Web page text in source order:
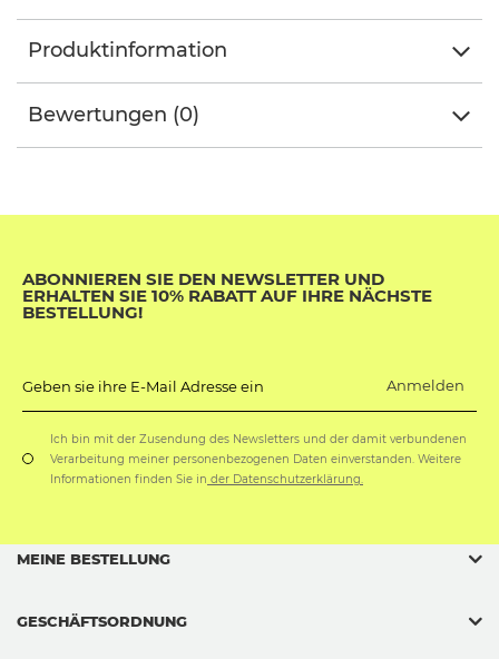
Produktinformation
Bewertungen (0)
ABONNIEREN SIE DEN NEWSLETTER UND
ERHALTEN SIE 10% RABATT AUF IHRE NÄCHSTE
BESTELLUNG!
Geben sie ihre E-Mail Adresse ein Anmelden
Ich bin mit der Zusendung des Newsletters und der damit verbundenen
Verarbeitung meiner personenbezogenen Daten einverstanden. Weitere
Informationen finden Sie in der Datenschutzerklärung.
MEINE BESTELLUNG
GESCHÄFTSORDNUNG